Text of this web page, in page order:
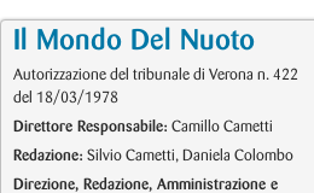
Il Mondo Del Nuoto
Autorizzazione del tribunale di Verona n. 422
del 18/03/1978
Direttore Responsabile: Camillo Cametti
Redazione: Silvio Cametti, Daniela Colombo
Direzione, Redazione, Amministrazione e